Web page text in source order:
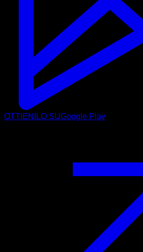
OTTIENILO SUGoogle Play